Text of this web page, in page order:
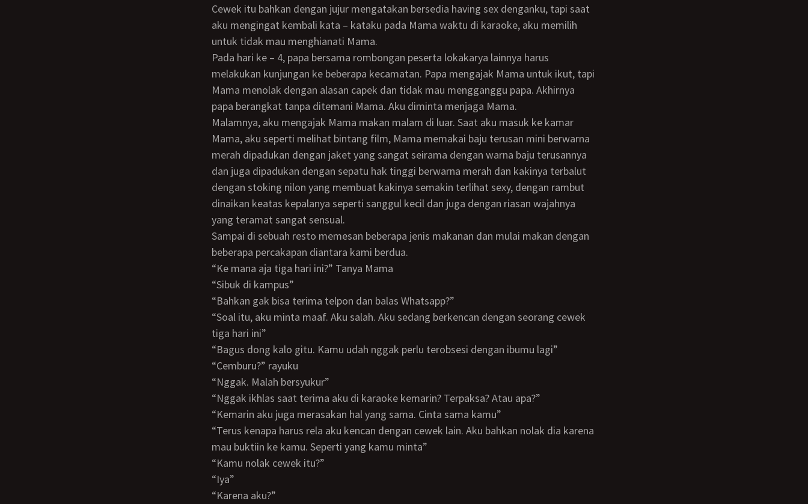
Cewek itu bahkan dengan jujur mengatakan bersedia having sex denganku, tapi saat
aku mengingat kembali kata – kataku pada Mama waktu di karaoke, aku memilih
untuk tidak mau menghianati Mama.
Pada hari ke – 4, papa bersama rombongan peserta lokakarya lainnya harus
melakukan kunjungan ke beberapa kecamatan. Papa mengajak Mama untuk ikut, tapi
Mama menolak dengan alasan capek dan tidak mau mengganggu papa. Akhirnya
papa berangkat tanpa ditemani Mama. Aku diminta menjaga Mama.
Malamnya, aku mengajak Mama makan malam di luar. Saat aku masuk ke kamar
Mama, aku seperti melihat bintang film, Mama memakai baju terusan mini berwarna
merah dipadukan dengan jaket yang sangat seirama dengan warna baju terusannya
dan juga dipadukan dengan sepatu hak tinggi berwarna merah dan kakinya terbalut
dengan stoking nilon yang membuat kakinya semakin terlihat sexy, dengan rambut
dinaikan keatas kepalanya seperti sanggul kecil dan juga dengan riasan wajahnya
yang teramat sangat sensual.
Sampai di sebuah resto memesan beberapa jenis makanan dan mulai makan dengan
beberapa percakapan diantara kami berdua.
“ke mana aja tiga hari ini?” Tanya Mama
“sibuk di kampus”
“bahkan gak bisa terima telpon dan balas Whatsapp?”
“soal itu, aku minta maaf. Aku salah. Aku sedang berkencan dengan seorang cewek
tiga hari ini”
“bagus dong kalo gitu. Kamu udah nggak perlu terobsesi dengan ibumu lagi”
“cemburu?” rayuku
“nggak. Malah bersyukur”
“nggak ikhlas saat terima aku di karaoke kemarin? Terpaksa? Atau apa?”
“kemarin aku juga merasakan hal yang sama. Cinta sama kamu”
“terus kenapa harus rela aku kencan dengan cewek lain. Aku bahkan nolak dia karena
mau buktiin ke kamu. Seperti yang kamu minta”
“kamu nolak cewek itu?”
“iya”
“karena aku?”